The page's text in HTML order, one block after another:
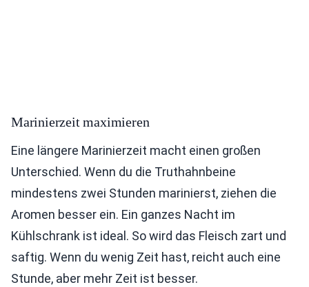
Marinierzeit maximieren
Eine längere Marinierzeit macht einen großen
Unterschied. Wenn du die Truthahnbeine
mindestens zwei Stunden marinierst, ziehen die
Aromen besser ein. Ein ganzes Nacht im
Kühlschrank ist ideal. So wird das Fleisch zart und
saftig. Wenn du wenig Zeit hast, reicht auch eine
Stunde, aber mehr Zeit ist besser.